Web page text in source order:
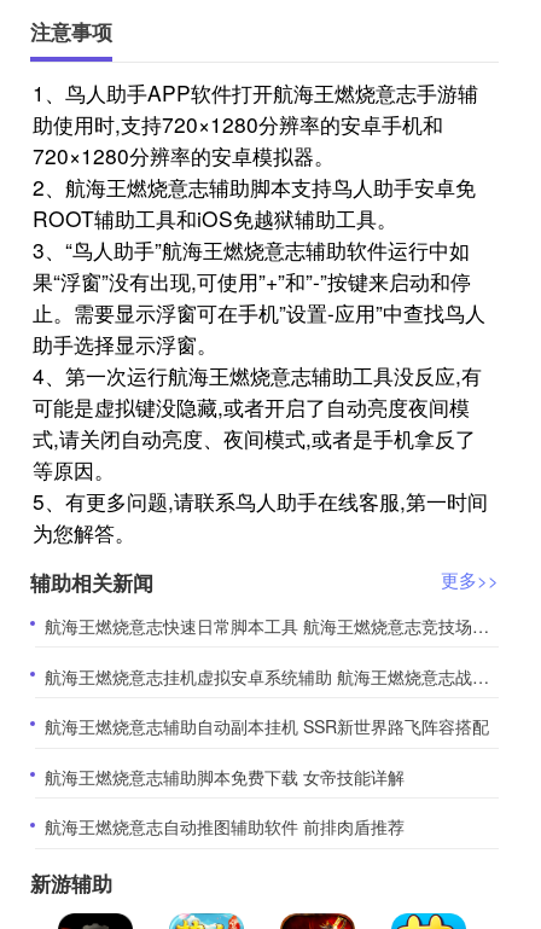
注意事项
1、鸟人助手APP软件打开航海王燃烧意志手游辅
助使用时,支持720×1280分辨率的安卓手机和
720×1280分辨率的安卓模拟器。
2、航海王燃烧意志辅助脚本支持鸟人助手安卓免
ROOT辅助工具和iOS免越狱辅助工具。
3、“鸟人助手”航海王燃烧意志辅助软件运行中如
果“浮窗”没有出现,可使用”+”和”-”按键来启动和停
止。需要显示浮窗可在手机”设置-应用”中查找鸟人
助手选择显示浮窗。
4、第一次运行航海王燃烧意志辅助工具没反应,有
可能是虚拟键没隐藏,或者开启了自动亮度夜间模
式,请关闭自动亮度、夜间模式,或者是手机拿反了
等原因。
5、有更多问题,请联系鸟人助手在线客服,第一时间
为您解答。
辅助相关新闻
更多>>
​航海王燃烧意志快速日常脚本工具 航海王燃烧意志竞技场介绍
​航海王燃烧意志挂机虚拟安卓系统辅助 航海王燃烧意志战力提升攻略
​航海王燃烧意志辅助自动副本挂机 SSR新世界路飞阵容搭配
​航海王燃烧意志辅助脚本免费下载 女帝技能详解
​航海王燃烧意志自动推图辅助软件 前排肉盾推荐
新游辅助